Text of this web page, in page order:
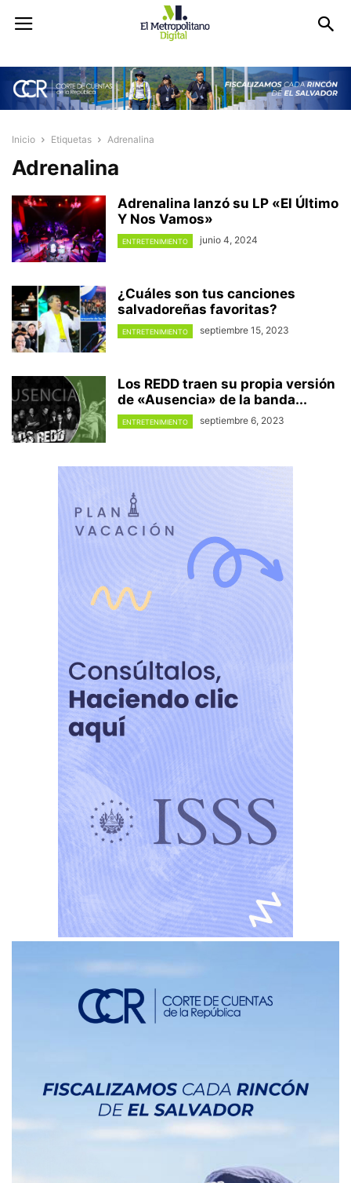
Inicio Etiquetas Adrenalina
Adrenalina
Adrenalina lanzó su LP «El Último
Y Nos Vamos»
ENTRETENIMIENTO junio 4, 2024
¿Cuáles son tus canciones
salvadoreñas favoritas?
ENTRETENIMIENTO septiembre 15, 2023
Los REDD traen su propia versión
de «Ausencia» de la banda...
ENTRETENIMIENTO septiembre 6, 2023